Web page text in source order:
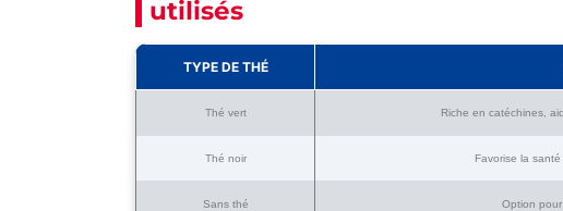
utilisés
TYPE DE THÉ
Thé vert Riche en catéchines,
Thé noir Favorise la
Sans thé Option